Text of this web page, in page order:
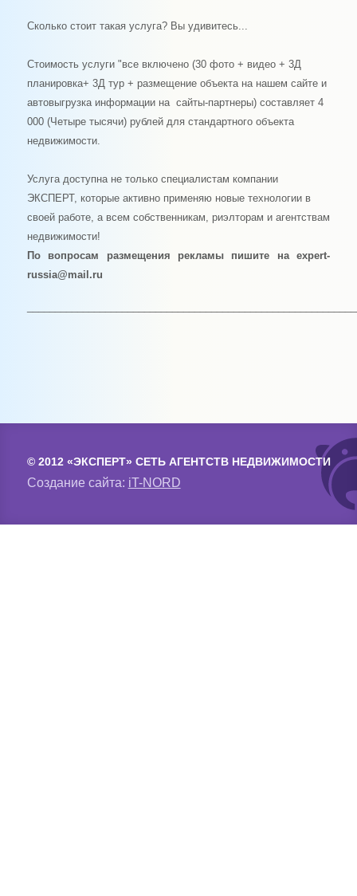
Сколько стоит такая услуга? Вы удивитесь...
Стоимость услуги "все включено (30 фото + видео + 3Д
планировка+ 3Д тур + размещение объекта на нашем сайте и
автовыгрузка информации на сайты-партнеры) составляет 4
000 (Четыре тысячи) рублей для стандартного объекта
недвижимости.
Услуга доступна не только специалистам компании
ЭКСПЕРТ, которые активно применяю новые технологии в
своей работе, а всем собственникам, риэлторам и агентствам
недвижимости!
По вопросам размещения рекламы пишите на expert-
russia@mail.ru
© 2012 «ЭКСПЕРТ» СЕТЬ АГЕНТСТВ НЕДВИЖИМОСТИ
Создание сайта: iT-NORD